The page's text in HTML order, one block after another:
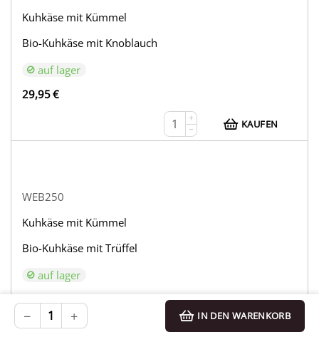
+
− IN DEN WARENKORB
Kuhkäse mit Kümmel
Bio-Kuhkäse mit Knoblauch
auf lager
29,95€
+
−
KAUFEN
WEB250
Kuhkäse mit Kümmel
Bio-Kuhkäse mit Trüffel
auf lager
33,95€
+
KAUFEN